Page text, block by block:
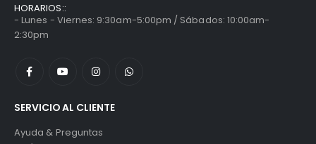
HORARIOS::
- Lunes - Viernes: 9:30am-5:00pm / Sábados: 10:00am-
2:30pm
SERVICIO AL CLIENTE
Ayuda & Preguntas